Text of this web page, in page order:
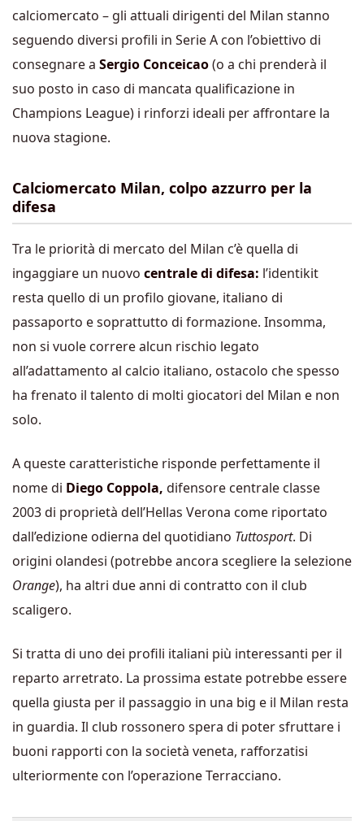
calciomercato – gli attuali dirigenti del Milan stanno
seguendo diversi profili in Serie A con l’obiettivo di
consegnare a Sergio Conceicao(o a chi prenderà il
suo posto in caso di mancata qualificazione in
Champions League) i rinforzi ideali per affrontare la
nuova stagione.
Calciomercato Milan, colpo azzurro per la
difesa
Tra le priorità di mercato del Milan c’è quella di
ingaggiare un nuovo centrale di difesa: l’identikit
resta quello di un profilo giovane, italiano di
passaporto e soprattutto di formazione. Insomma,
non si vuole correre alcun rischio legato
all’adattamento al calcio italiano, ostacolo che spesso
ha frenato il talento di molti giocatori del Milan e non
solo.
A queste caratteristiche risponde perfettamente il
nome di Diego Coppola, difensore centrale classe
2003 di proprietà dell’Hellas Verona come riportato
dall’edizione odierna del quotidiano Tuttosport. Di
origini olandesi (potrebbe ancora scegliere la selezione
Orange), ha altri due anni di contratto con il club
scaligero.
Si tratta di uno dei profili italiani più interessanti per il
reparto arretrato. La prossima estate potrebbe essere
quella giusta per il passaggio in una big e il Milan resta
in guardia. Il club rossonero spera di poter sfruttare i
buoni rapporti con la società veneta, rafforzatisi
ulteriormente con l’operazione Terracciano.